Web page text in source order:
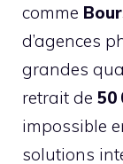
comme
d’agences
grandes
retrait de 50
impossible
solutions